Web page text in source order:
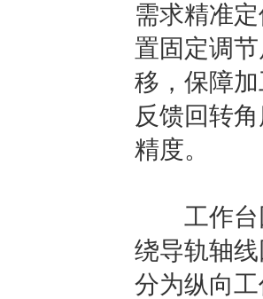
需求精准
置固定调
移，保障
反馈回转
精度。
工作台回
绕导轨轴
分为纵向